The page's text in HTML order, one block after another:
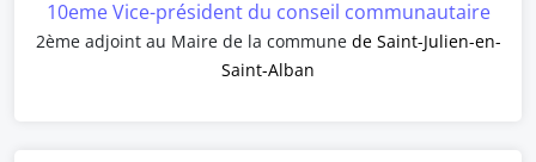
10eme Vice-président du conseil communautaire
2ème adjoint au Maire de la commune de Saint-Julien-en-
Saint-Alban